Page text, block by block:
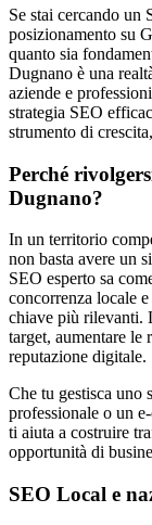
Se stai cercando
posizionamento su
quanto sia
Dugnano è una
aziende e
strategia SEO
strumento di
Perché
Dugnano?
In un territorio
non basta avere un
SEO esperto sa
concorrenza locale
chiave più rilevanti.
target, aumentare le
reputazione digitale.
Che tu gestisca uno
professionale o un
ti aiuta a costruire
opportunità di
SEO Local e